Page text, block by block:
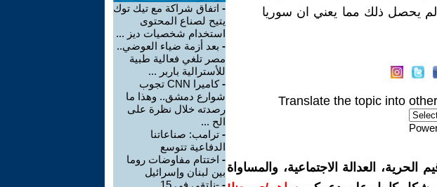
يحصل ذلك مما يعني ان سوريا
Translate the topic into
العدالة الاجتماعية، والمساواة
- اتفاق شراكة مع تيك توك
يتيح لصناع المحتوى
استخدام شخصيات ديز ...
- بعد أزمة ضياء العوضي..
مصر تلغي فعالية طبية
للأسترالية باربر ...
-
كاميرا CNN تجوب
شوارع دمشق.. وهذا ما
رصدته خلال نظرة على
الح ...
- ترامب: صناعاتنا
الدفاعية تتوسع
- اختتام مفاوضات روما
بين لبنان وإسرائيل
-
-نلتقي في 15